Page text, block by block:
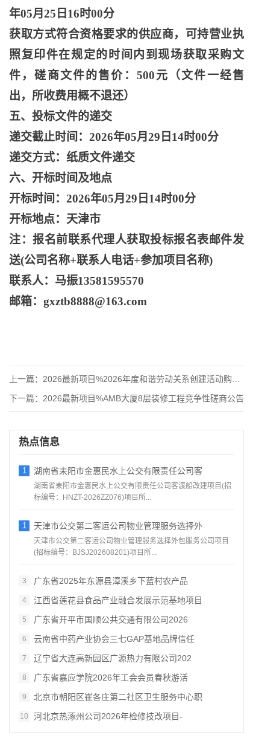
年05月25日16时00分
获取方式符合资格要求的供应商，可持营业执
照复印件在规定的时间内到现场获取采购文
件，磋商文件的售价： 500元（文件一经售
出，所收费用概不退还）
五、投标文件的递交
递交截止时间： 2026年05月29日14时00分
递交方式：纸质文件递交
六、开标时间及地点
开标时间： 2026年05月29日14时00分
开标地点：天津市
注：报名前联系代理人获取投标报名表邮件发
送(公司名称+联系人电话+参加项目名称)
联系人：马振13581595570
邮箱： gxztb8888@163.com
上一篇： 2026最新项目%2026年度和谐劳动关系创建活动购买社会服
下一篇： 2026最新项目%AMB大厦8层装修工程竞争性磋商公告
热点信息
1 湖南省耒阳市金惠民水上公交有限责任公司客
湖南省耒阳市金惠民水上公交有限责任公司客渡船改建项目(招
标编号：HNZT-2026ZZ076)项目所...
1 天津市公交第二客运公司物业管理服务选择外
天津市公交第二客运公司物业管理服务选择外包服务公司项目
(招标编号：BJSJ202608201)项目所...
3 广东省2025年东源县漳溪乡下蓝村农产品
4 江西省莲花县食品产业融合发展示范基地项目
5 广东省开平市国顺公共交通有限公司2026
6 云南省中药产业协会三七GAP基地品牌信任
7 辽宁省大连高新园区广源热力有限公司202
8 广东省嘉应学院2026年工会会员春秋游活
9 北京市朝阳区崔各庄第二社区卫生服务中心职
10 河北京热涿州公司2026年检修技改项目-